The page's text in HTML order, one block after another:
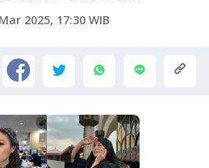
2025, 17:30 WIB